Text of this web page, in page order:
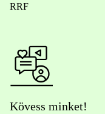
RRF
Kövess minket!